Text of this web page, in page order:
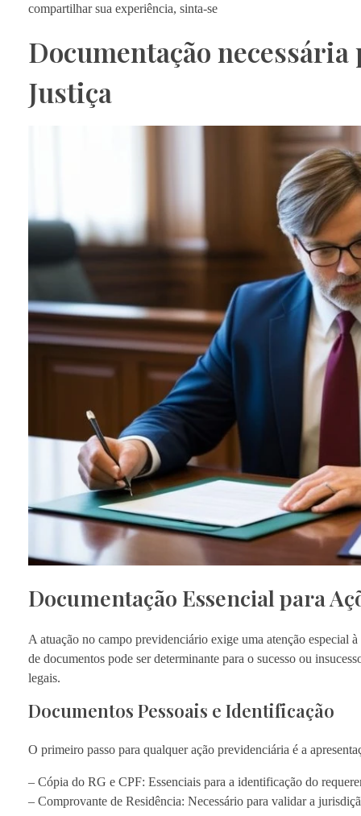
compartilhar sua experiência, sinta-se
Documentação
Justiça
Documentação Essencial para
A atuação no campo previdenciário exige uma atenção especial
de documentos pode ser determinante para o sucesso ou
legais.
Documentos Pessoais e Identificação
O primeiro passo para qualquer ação previdenciária é a
– Cópia do RG e CPF: Essenciais para a identificação do
– Comprovante de Residência: Necessário para validar a